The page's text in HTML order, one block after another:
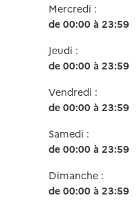
Mercredi :
de 00:00 à 23:59
Jeudi :
de 00:00 à 23:59
Vendredi :
de 00:00 à 23:59
Samedi :
de 00:00 à 23:59
Dimanche :
de 00:00 à 23:59